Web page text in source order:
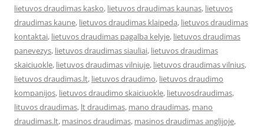
lietuvos draudimas kasko, lietuvos draudimas kaunas, lietuvos
draudimas kaune, lietuvos draudimas klaipeda, lietuvos draudimas
kontaktai, lietuvos draudimas pagalba kelyje, lietuvos draudimas
panevezys, lietuvos draudimas siauliai, lietuvos draudimas
skaiciuokle, lietuvos draudimas vilniuje, lietuvos draudimas vilnius,
lietuvos draudimas.lt, lietuvos draudimo, lietuvos draudimo
kompanijos, lietuvos draudimo skaiciuokle, lietuvosdraudimas,
lituvos draudimas, lt draudimas, mano draudimas, mano
draudimas.lt, masinos draudimas, masinos draudimas anglijoje,